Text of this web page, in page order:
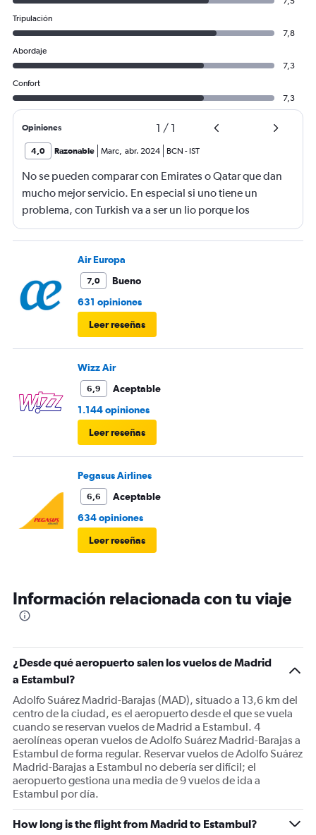
Tripulación
7,8
Abordaje
7,3
Confort
7,3
Opiniones 1 / 1
4,0 Razonable Marc, abr. 2024 BCN - IST
No se pueden comparar con Emirates o Qatar que dan
mucho mejor servicio. En especial si uno tiene un
problema, con Turkish va a ser un lio porque los
empleados tienen mentalidad de funcionarios
Air Europa
7,0
Bueno
631 opiniones
Leer reseñas
Wizz Air
6,9
Aceptable
1.144 opiniones
Leer reseñas
Pegasus Airlines
6,6
Aceptable
634 opiniones
Leer reseñas
Información relacionada con tu viaje
¿Desde qué aeropuerto salen los vuelos de Madrid
a Estambul?
Adolfo Suárez Madrid-Barajas (MAD), situado a 13,6 km del
centro de la ciudad, es el aeropuerto desde el que se vuela
cuando se reservan vuelos de Madrid a Estambul. 4
aerolíneas operan vuelos de Adolfo Suárez Madrid-Barajas a
Estambul de forma regular. Reservar vuelos de Adolfo Suárez
Madrid-Barajas a Estambul no debería ser difícil; el
aeropuerto gestiona una media de 9 vuelos de ida a
Estambul por día.
How long is the flight from Madrid to Estambul?